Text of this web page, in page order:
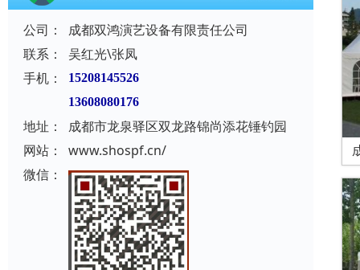
公司：
成都双鸿演艺设备有限责任公司
联系：
吴红光\张凤
手机：
15208145526
13608080176
地址：
成都市龙泉驿区双龙路锦尚添花锤钓园
网站：
www.shospf.cn/
微信：